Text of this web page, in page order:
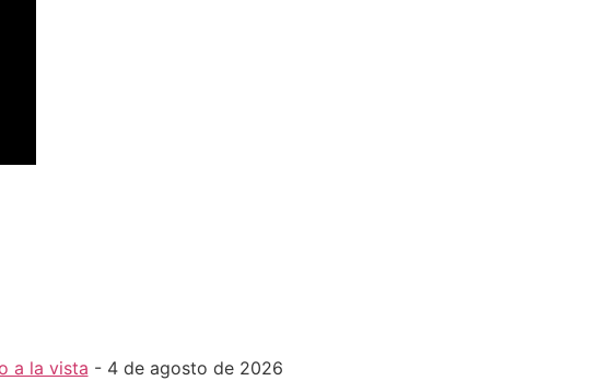
a la vista - 4 de agosto de 2026